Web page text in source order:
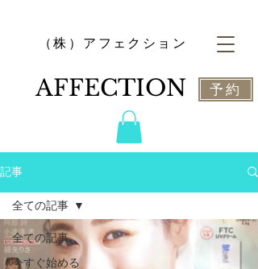
​（株）アフェクション
​AFFECTION 予約
記事
全ての記事
今すぐ始める
全ての記事